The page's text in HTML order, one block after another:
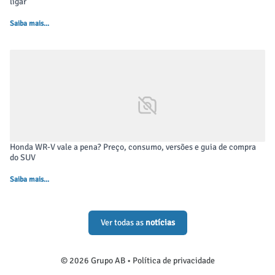
Entre no Novo Taos e sinta a diferença. O interior foi
atmosfera de conforto e sofisticação. Materiais de toque
suave, acabamentos elegantes e cada detalhe pensado para
Saiba mais...
Honda WR-V vale a pena? Preço, consumo, versões e guia de compra
do SUV
Saiba mais...
Ver todas as notícias
© 2026 Grupo AB • Política de privacidade